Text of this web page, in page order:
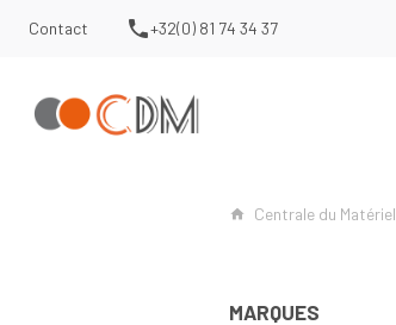
Contact +32(0) 81 74 34 37
Centrale du Matériel
MARQUES